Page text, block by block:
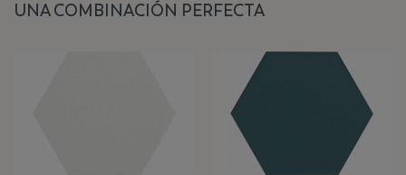
UNA COMBINACIÓN PERFECTA